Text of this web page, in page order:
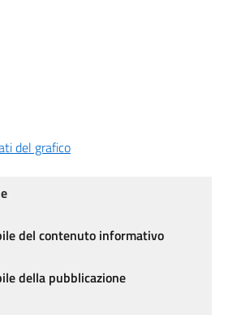
del grafico
del contenuto informativo
della pubblicazione